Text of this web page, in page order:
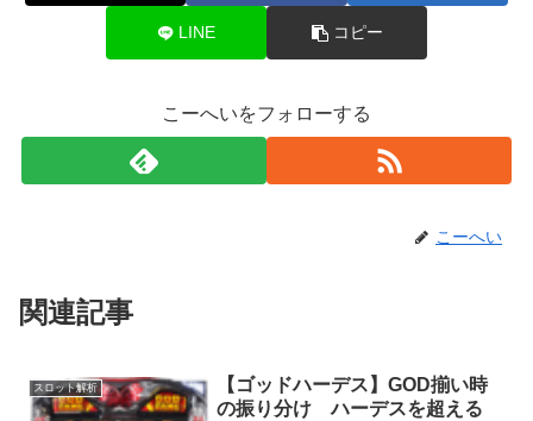
LINE コピー
こーへいをフォローする
こーへい
関連記事
スロット解析
【ゴッドハーデス】GOD揃い時
の振り分け ハーデスを超える